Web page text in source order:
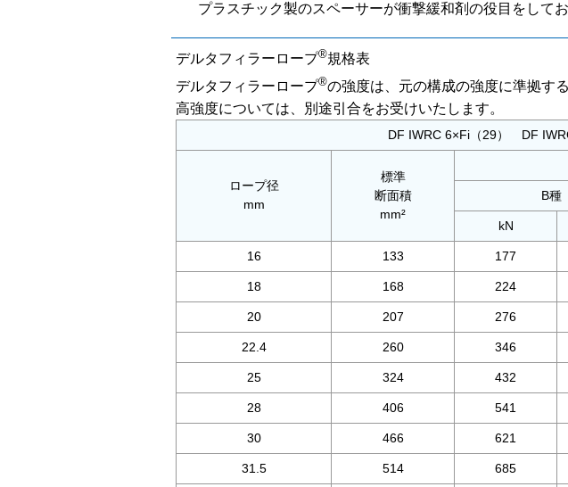
プラスチック製のスペーサーが衝撃緩和剤の役目をして
デルタフィラーロープ®規格表
デルタフィラーロープ®の強度は、元の構成の強度に準拠する
高強度については、別途引合をお受けいたします。
DF IWRC 6×Fi（29） DF
ロープ径
mm
標準
断面積
mm²
B種
kN
16 133 177
18 168 224
20 207 276
22.4 260 346
25 324 432
28 406 541
30 466 621
31.5 514 685